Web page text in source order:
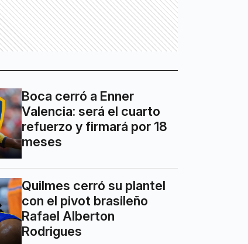
Boca cerró a Enner
Valencia: será el cuarto
refuerzo y firmará por 18
meses
Quilmes cerró su plantel
con el pivot brasileño
Rafael Alberton
Rodrigues